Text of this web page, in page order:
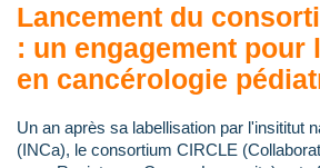
Lancement du
: un engagement pour
en cancérologie
Un an après sa labellisation par l'insititut
(INCa), le consortium CIRCLE